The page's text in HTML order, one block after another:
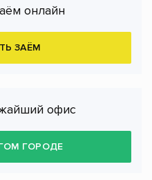
онлайн
ЗАЁМ
офис
ГОРОДЕ